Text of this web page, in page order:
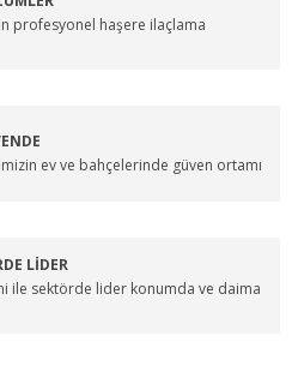
profesyonel haşere ilaçlama
ev ve bahçelerinde güven ortamı
LİDER
ile sektörde lider konumda ve daima